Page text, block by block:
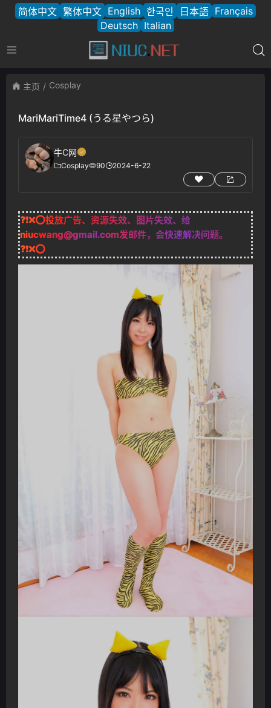
简体中文 繁体中文 English 한국인 日本語 Français
Deutsch Italian
主页 Cosplay
MariMariTime4 (うる星やつら)
牛C网
Cosplay 90 2024-6-22
❓❗❌⭕投放广告、资源失效、图片失效、给
niucwang@gmail.com发邮件，会快速解决问题。
❓❗❌⭕